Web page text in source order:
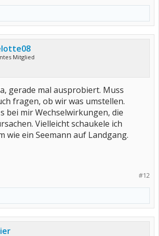
Mitglied
gerade mal ausprobiert. Muss
fragen, ob wir was umstellen.
bei mir Wechselwirkungen, die
Vielleicht schaukele ich
wie ein Seemann auf Landgang.
#12